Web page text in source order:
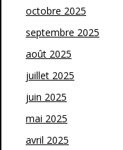
octobre 2025
septembre 2025
août 2025
juillet 2025
juin 2025
mai 2025
avril 2025